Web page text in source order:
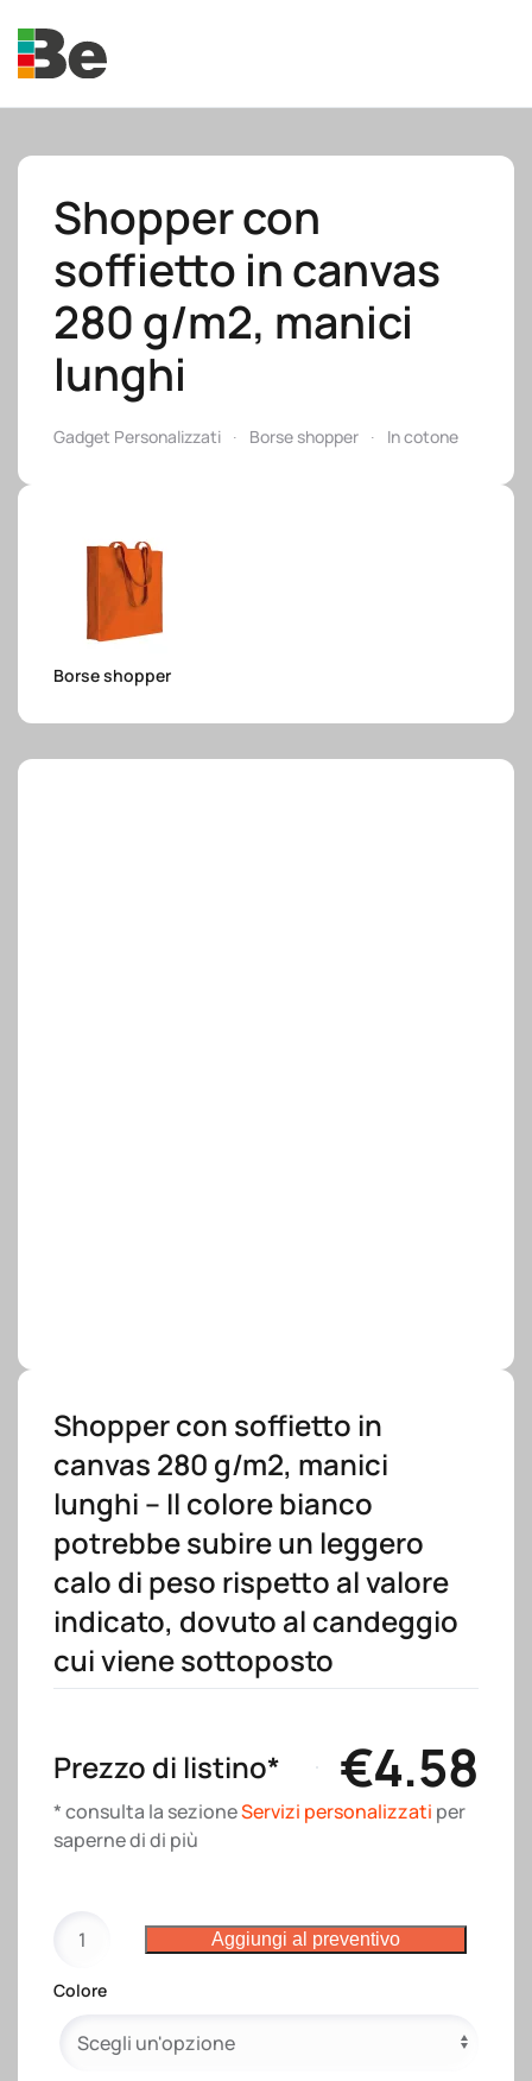
Skip to main content
Shopper con
soffietto in canvas
280 g/m2, manici
lunghi
Gadget Personalizzati Borse shopper In cotone
Borse shopper
Shopper con soffietto in
canvas 280 g/m2, manici
lunghi – Il colore bianco
potrebbe subire un leggero
calo di peso rispetto al valore
indicato, dovuto al candeggio
cui viene sottoposto
Prezzo di listino* €4.58
* consulta la sezioneServizi personalizzati per
saperne di di più
con
soffietto
canvas
Aggiungi al preventivo
Colore